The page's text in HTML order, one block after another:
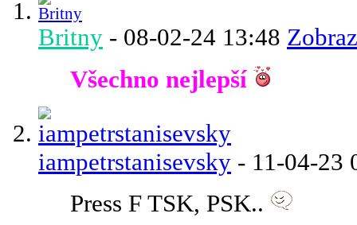
Britny - 08-02-24 13:48
Všechno nejlepší
iampetrstanisevsky - 11-04-23
Press F TSK, PSK..